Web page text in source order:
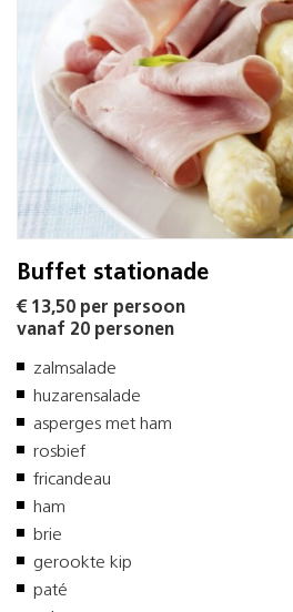
Buffet stationade
€ 13,50 per persoon
vanaf 20 personen
zalmsalade
huzarensalade
asperges met ham
rosbief
fricandeau
ham
brie
gerookte kip
paté